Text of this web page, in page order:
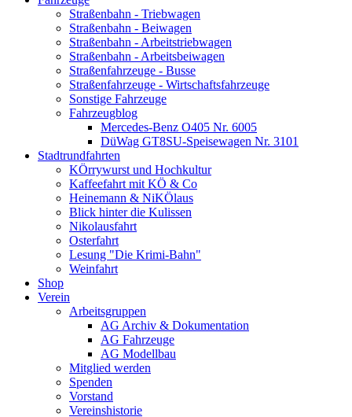
Straßenbahn - Triebwagen
Straßenbahn - Beiwagen
Straßenbahn - Arbeitstriebwagen
Straßenbahn - Arbeitsbeiwagen
Straßenfahrzeuge - Busse
Straßenfahrzeuge - Wirtschaftsfahrzeuge
Sonstige Fahrzeuge
Fahrzeugblog
Mercedes-Benz O405 Nr. 6005
DüWag GT8SU-Speisewagen Nr. 3101
Stadtrundfahrten
KÖrrywurst und Hochkultur
Kaffeefahrt mit KÖ & Co
Heinemann & NiKÖlaus
Blick hinter die Kulissen
Nikolausfahrt
Osterfahrt
Lesung "Die Krimi-Bahn"
Weinfahrt
Shop
Verein
Arbeitsgruppen
AG Archiv & Dokumentation
AG Fahrzeuge
AG Modellbau
Mitglied werden
Spenden
Vorstand
Vereinshistorie